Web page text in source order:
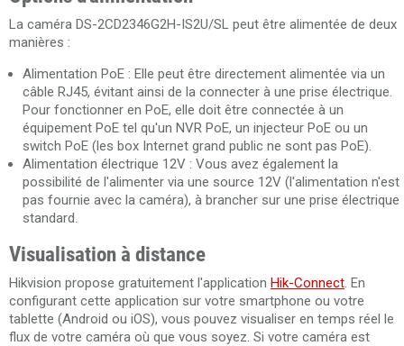
La caméra DS-2CD2346G2H-IS2U/SL peut être alimentée de deux
manières :
Alimentation PoE : Elle peut être directement alimentée via un
câble RJ45, évitant ainsi de la connecter à une prise électrique.
Pour fonctionner en PoE, elle doit être connectée à un
équipement PoE tel qu'un NVR PoE, un injecteur PoE ou un
switch PoE (les box Internet grand public ne sont pas PoE).
Alimentation électrique 12V : Vous avez également la
possibilité de l'alimenter via une source 12V (l'alimentation n'est
pas fournie avec la caméra), à brancher sur une prise électrique
standard.
Visualisation à distance
Hikvision propose gratuitement l'application Hik-Connect. En
configurant cette application sur votre smartphone ou votre
tablette (Android ou iOS), vous pouvez visualiser en temps réel le
flux de votre caméra où que vous soyez. Si votre caméra est